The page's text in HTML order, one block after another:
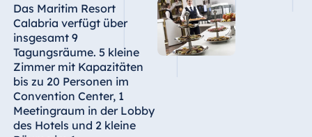
Albanien
Hotel Plaza
Tirana
Resort Marina
Bay
Das Maritim Resort
Calabria verfügt über
insgesamt 9
Tagungsräume. 5 kleine
Zimmer mit Kapazitäten
bis zu 20 Personen im
Convention Center, 1
Meetingraum in der Lobby
des Hotels und 2 kleine